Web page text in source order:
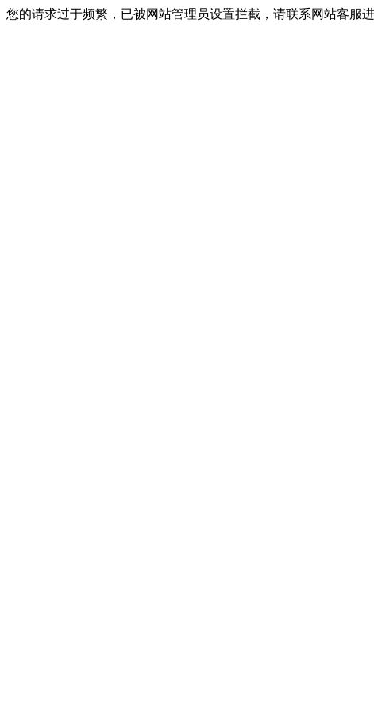
您的请求过于频繁，已被网站管理员设置拦截，请联系网站客服进